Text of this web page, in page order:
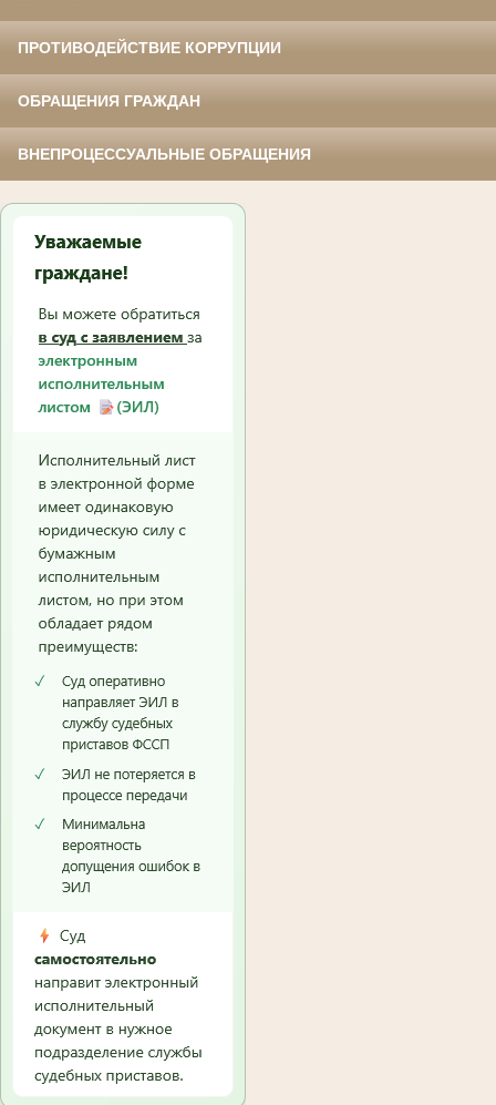
ПРОТИВОДЕЙСТВИЕ КОРРУПЦИИ
ОБРАЩЕНИЯ ГРАЖДАН
ВНЕПРОЦЕССУАЛЬНЫЕ ОБРАЩЕНИЯ